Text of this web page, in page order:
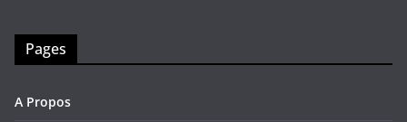
Pages
A Propos